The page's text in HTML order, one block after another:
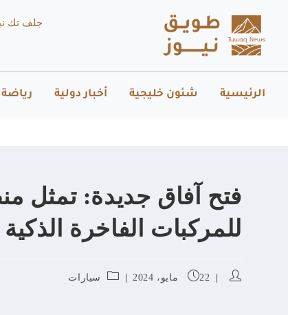
جلف تك
الرئيسية شئون خليجية أخبار دولية رياضة
للمركبات الفاخرة الذكية
22 مايو، 2024 سيارات